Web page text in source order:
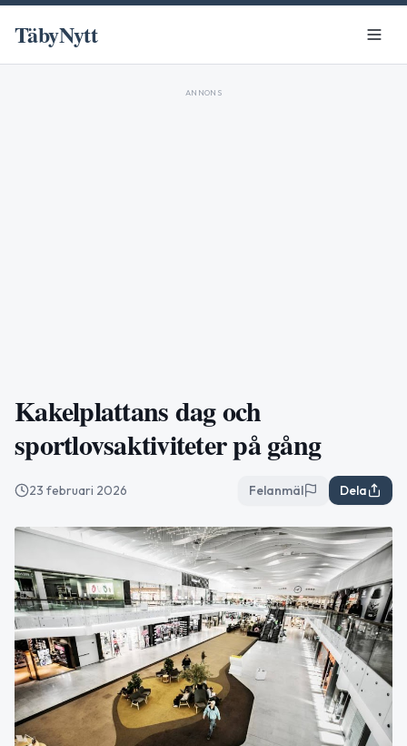
TäbyNytt
ANNONS
Kakelplattans dag och
sportlovsaktiviteter på gång
23 februari 2026 Felanmäl Dela